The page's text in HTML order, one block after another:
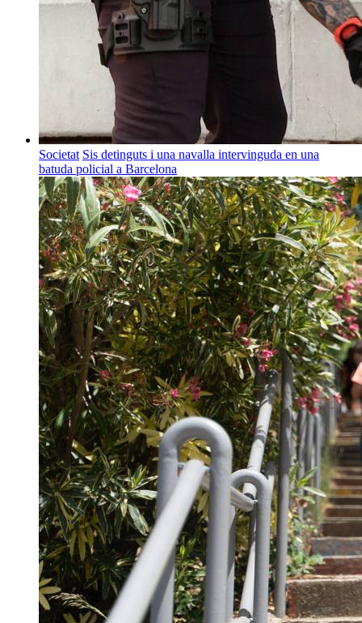
Societat Sis detinguts i una navalla intervinguda en una
batuda policial a Barcelona